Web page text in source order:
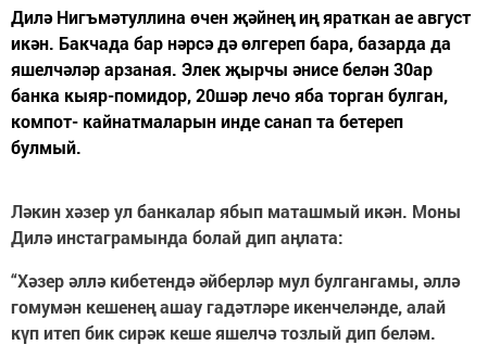
Дилә Нигъмәтуллина өчен җәйнең иң яраткан ае август
икән. Бакчада бар нәрсә дә өлгереп бара, базарда да
яшелчәләр арзаная. Элек җырчы әнисе белән 30ар
банка кыяр-помидор, 20шәр лечо яба торган булган,
компот- кайнатмаларын инде санап та бетереп
булмый.
Ләкин хәзер ул банкалар ябып маташмый икән. Моны
Дилә инстаграмында болай дип аңлата:
“Хәзер әллә кибетендә әйберләр мул булгангамы, әллә
гомумән кешенең ашау гадәтләре икенчеләнде, алай
күп итеп бик сирәк кеше яшелчә тозлый дип беләм.